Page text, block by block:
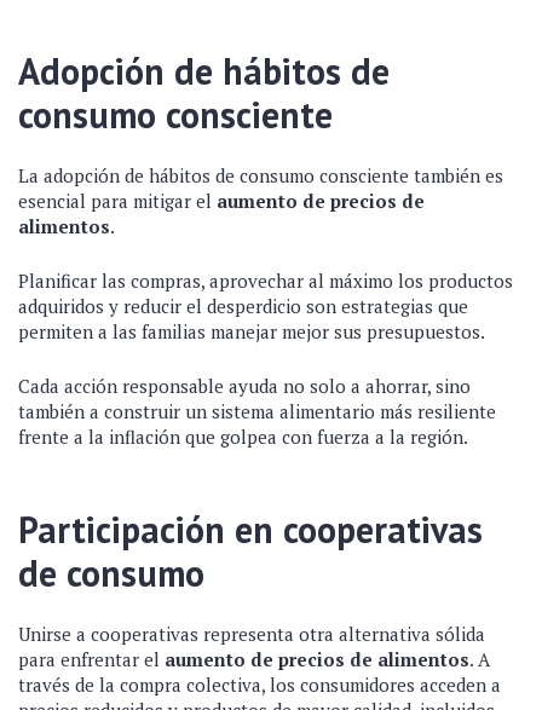
Adopción de hábitos de
consumo consciente
La adopción de hábitos de consumo consciente también es
esencial para mitigar el aumento de precios de
alimentos.
Planificar las compras, aprovechar al máximo los productos
adquiridos y reducir el desperdicio son estrategias que
permiten a las familias manejar mejor sus presupuestos.
Cada acción responsable ayuda no solo a ahorrar, sino
también a construir un sistema alimentario más resiliente
frente a la inflación que golpea con fuerza a la región.
Participación en cooperativas
de consumo
Unirse a cooperativas representa otra alternativa sólida
para enfrentar el aumento de precios de alimentos. A
través de la compra colectiva, los consumidores acceden a